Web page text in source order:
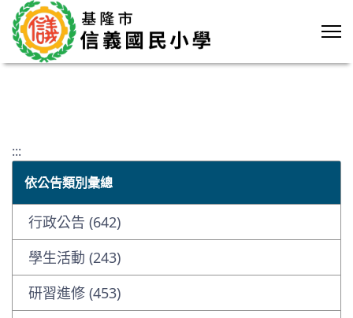
:::
依公告類別彙總
行政公告 (642)
學生活動 (243)
研習進修 (453)